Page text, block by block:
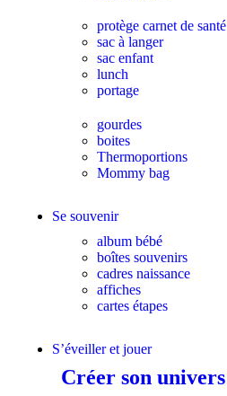
protège carnet de santé
sac à langer
sac enfant
lunch
portage
gourdes
boites
Thermoportions
Mommy bag
Se souvenir
album bébé
boîtes souvenirs
cadres naissance
affiches
cartes étapes
S’éveiller et jouer
Créer son univers